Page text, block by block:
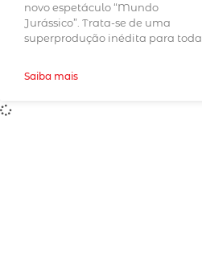
novo espetáculo “Mundo
Jurássico”. Trata-se de uma
superprodução inédita para toda
Saiba mais